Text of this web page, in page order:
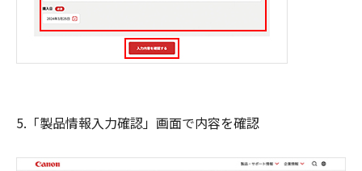
5.「製品情報入力確認」画面で内容を確認